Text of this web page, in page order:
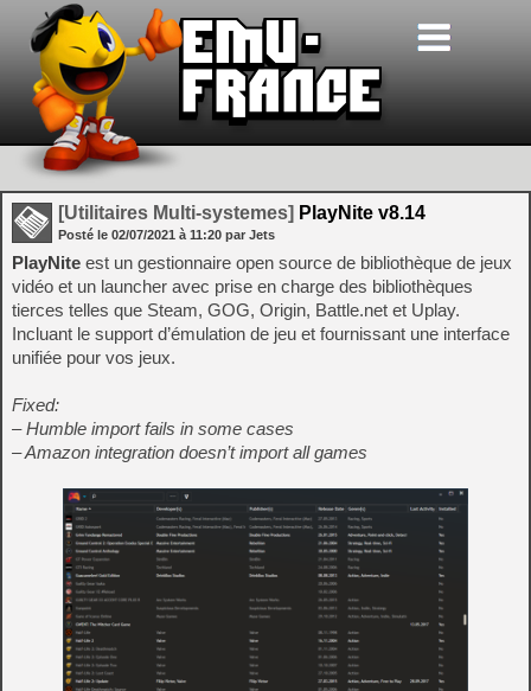
[Utilitaires Multi-systemes] PlayNite v8.14
Posté le 02/07/2021 à 11:20 par Jets
PlayNite est un gestionnaire open source de bibliothèque de jeux
vidéo et un launcher avec prise en charge des bibliothèques
tierces telles que Steam, GOG, Origin, Battle.net et Uplay.
Incluant le support d’émulation de jeu et fournissant une interface
unifiée pour vos jeux.
Fixed:
– Humble import fails in some cases
– Amazon integration doesn’t import all games